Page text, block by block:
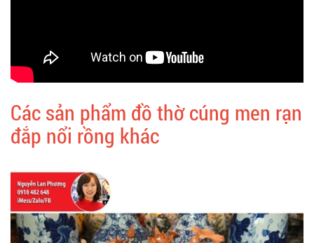
Các sản phẩm đồ thờ cúng men rạn
đắp nổi rồng khác